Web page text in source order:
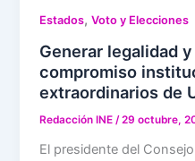
Estados,Voto y Elecciones
Generar legalidad
compromiso
extraordinarios de
Redacción INE/29 octubre,
El presidente del